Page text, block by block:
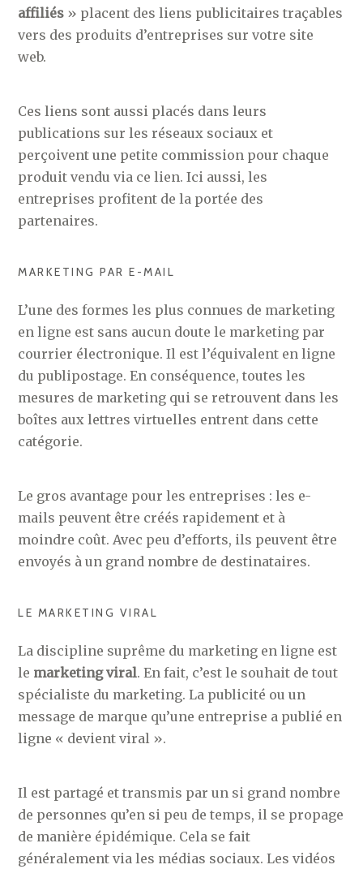
affiliés » placent des liens publicitaires traçables
vers des produits d’entreprises sur votre site
web.
Ces liens sont aussi placés dans leurs
publications sur les réseaux sociaux et
perçoivent une petite commission pour chaque
produit vendu via ce lien. Ici aussi, les
entreprises profitent de la portée des
partenaires.
MARKETING PAR E-MAIL
L’une des formes les plus connues de marketing
en ligne est sans aucun doute le marketing par
courrier électronique. Il est l’équivalent en ligne
du publipostage. En conséquence, toutes les
mesures de marketing qui se retrouvent dans les
boîtes aux lettres virtuelles entrent dans cette
catégorie.
Le gros avantage pour les entreprises : les e-
mails peuvent être créés rapidement et à
moindre coût. Avec peu d’efforts, ils peuvent être
envoyés à un grand nombre de destinataires.
LE MARKETING VIRAL
La discipline suprême du marketing en ligne est
le marketing viral. En fait, c’est le souhait de tout
spécialiste du marketing. La publicité ou un
message de marque qu’une entreprise a publié en
ligne « devient viral ».
Il est partagé et transmis par un si grand nombre
de personnes qu’en si peu de temps, il se propage
de manière épidémique. Cela se fait
généralement via les médias sociaux. Les vidéos